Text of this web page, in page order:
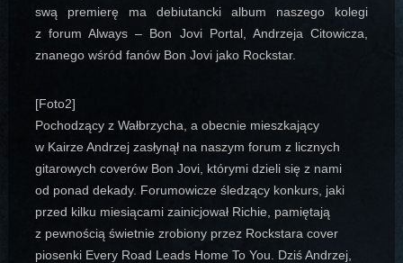
swą premierę ma debiutancki album naszego kolegi
z forum Always – Bon Jovi Portal, Andrzeja Citowicza
znanego wśród fanów Bon Jovi jako Rockstar.
[Foto2]
Pochodzący z Wałbrzycha, a obecnie mieszkający
w Kairze Andrzej zasłynął na naszym forum z licznych
gitarowych coverów Bon Jovi, którymi dzieli się z nami
od ponad dekady. Forumowicze śledzący konkurs, jaki
przed kilku miesiącami zainicjował Richie, pamiętają
z pewnością świetnie zrobiony przez Rockstara cover
piosenki Every Road Leads Home To You . Dziś Andrzej,